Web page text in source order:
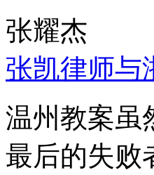
张耀杰
张凯律师与
温州教案虽
最后的失败